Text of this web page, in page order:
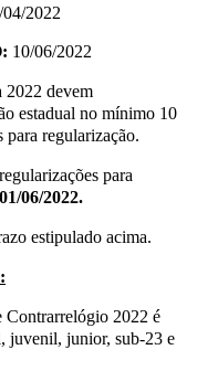
04/2022
10/06/2022
2022 devem
estadual no mínimo 10
para regularização.
para
01/06/2022.
estipulado acima.
Contrarrelógio 2022 é
juvenil, junior, sub-23 e